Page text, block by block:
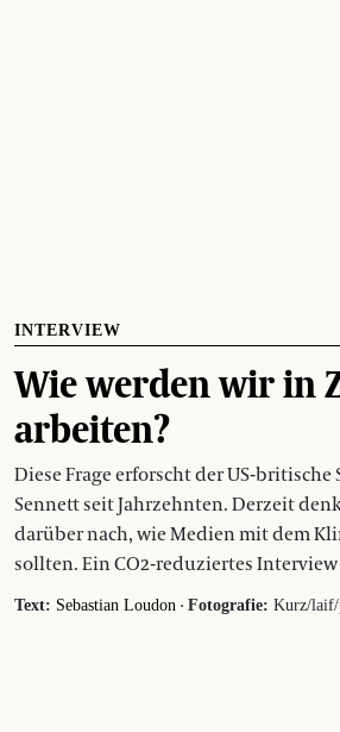
INTERVIEW
Wie werden wir in
arbeiten?
Diese Frage erforscht der US-britische
Sennett seit Jahrzehnten. Derzeit
darüber nach, wie Medien mit dem
sollten. Ein CO2-reduziertes
Text: Sebastian Loudon · Fotografie: Kurz/laif/